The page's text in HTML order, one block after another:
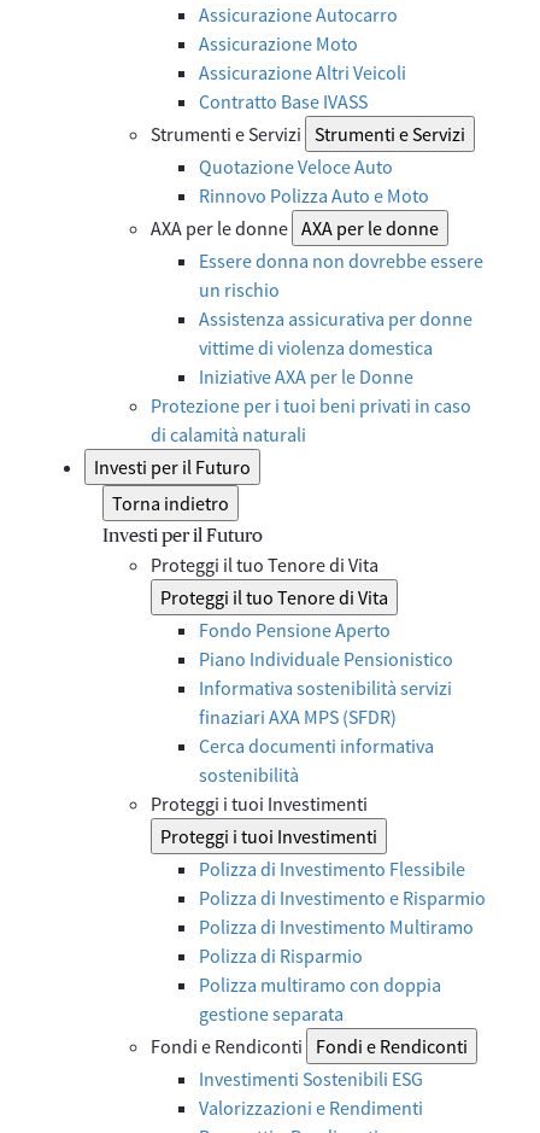
Assicurazione Autocarro
Assicurazione Moto
Assicurazione Altri Veicoli
Contratto Base IVASS
Strumenti e Servizi Strumenti e Servizi
Quotazione Veloce Auto
Rinnovo Polizza Auto e Moto
AXA per le donne AXA per le donne
Essere donna non dovrebbe essere
un rischio
Assistenza assicurativa per donne
vittime di violenza domestica
Iniziative AXA per le Donne
Protezione per i tuoi beni privati in caso
di calamità naturali
Investi per il Futuro
Torna indietro
Investi per il Futuro
Proteggi il tuo Tenore di Vita
Proteggi il tuo Tenore di Vita
Fondo Pensione Aperto
Piano Individuale Pensionistico
Informativa sostenibilità servizi
finaziari AXA MPS (SFDR)
Cerca documenti informativa
sostenibilità
Proteggi i tuoi Investimenti
Proteggi i tuoi Investimenti
Polizza di Investimento Flessibile
Polizza di Investimento e Risparmio
Polizza di Investimento Multiramo
Polizza di Risparmio
Polizza multiramo con doppia
gestione separata
Fondi e Rendiconti
Fondi e Rendiconti
Investimenti Sostenibili ESG
Valorizzazioni e Rendimenti